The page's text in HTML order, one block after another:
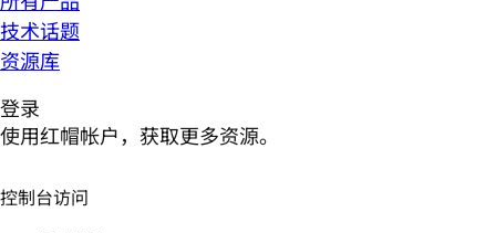
技术话题
资源库
登录
使用红帽帐户，获取更多资源。
控制台访问